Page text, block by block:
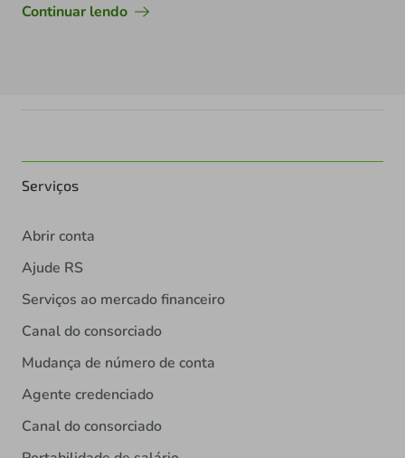
Continuar lendo
Serviços
Abrir conta
Ajude RS
Serviços ao mercado financeiro
Canal do consorciado
Mudança de número de conta
Agente credenciado
Canal do consorciado